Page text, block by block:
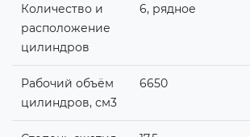
Количество и
расположение
цилиндров
6, рядное
Рабочий объём
цилиндров, см3
6650